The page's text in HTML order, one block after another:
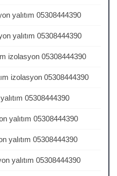
yalıtım 05308444390
yalıtım 05308444390
izolasyon 05308444390
izolasyon 05308444390
05308444390
yalıtım 05308444390
yalıtım 05308444390
yalıtım 05308444390